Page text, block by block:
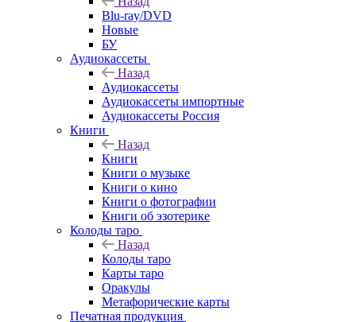
Blu-ray/DVD
Новые
БУ
Аудиокассеты
Назад
Аудиокассеты
Аудиокассеты импортные
Аудиокассеты Россия
Книги
Назад
Книги
Книги о музыке
Книги о кино
Книги о фотографии
Книги об эзотерике
Колоды таро
Назад
Колоды таро
Карты таро
Оракулы
Метафорические карты
Печатная продукция